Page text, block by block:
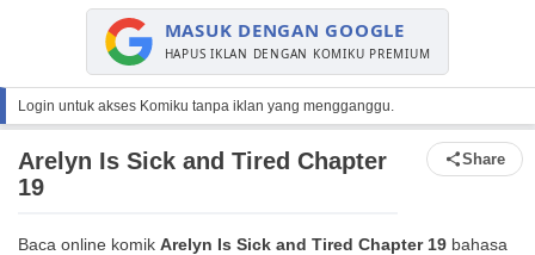
MASUK DENGAN GOOGLE
HAPUS IKLAN DENGAN KOMIKU PREMIUM
Login untuk akses Komiku tanpa iklan yang mengganggu.
Arelyn Is Sick and Tired Chapter
19
Share
Baca online komik Arelyn Is Sick and Tired Chapter 19 bahasa